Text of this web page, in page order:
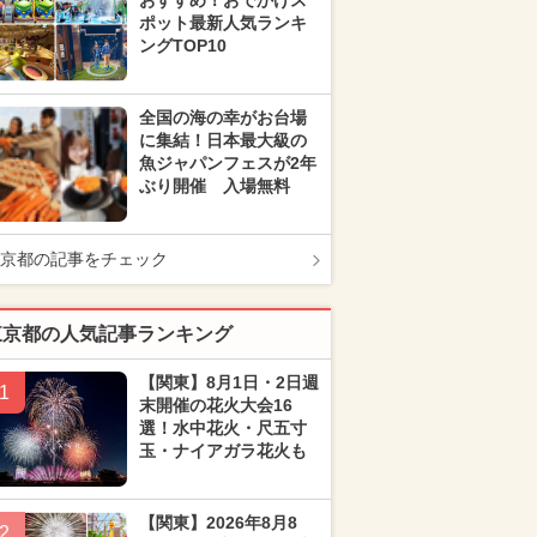
ポット最新人気ランキ
ングTOP10
全国の海の幸がお台場
に集結！日本最大級の
魚ジャパンフェスが2年
ぶり開催 入場無料
都の記事をチェック
都の人気記事ランキング
1
【関東】8月1日・2日週
末開催の花火大会16
選！水中花火・尺五寸
玉・ナイアガラ花火も
2
【関東】2026年8月8